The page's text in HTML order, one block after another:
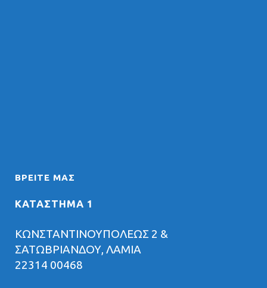
ΒΡΕΊΤΕ ΜΑΣ
ΚΑΤΑΣΤΗΜΑ 1
ΚΩΝΣΤΑΝΤΙΝΟΥΠΟΛΕΩΣ 2 &
ΣΑΤΩΒΡΙΑΝΔΟΥ, ΛΑΜΙΑ
22314 00468